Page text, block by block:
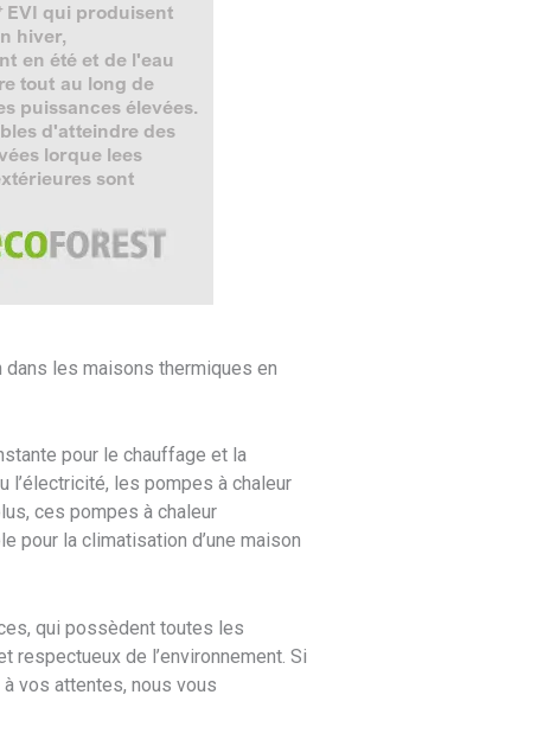
les maisons thermiques en
pour le chauffage et la
l’électricité, les pompes à chaleur
ces pompes à chaleur
pour la climatisation d’une maison
qui possèdent toutes les
de l’environnement. Si
vos attentes, nous vous